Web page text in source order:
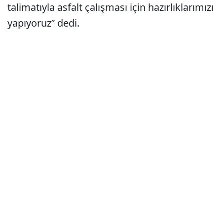
talimatıyla asfalt çalışması için hazırlıklarımızı
yapıyoruz” dedi.